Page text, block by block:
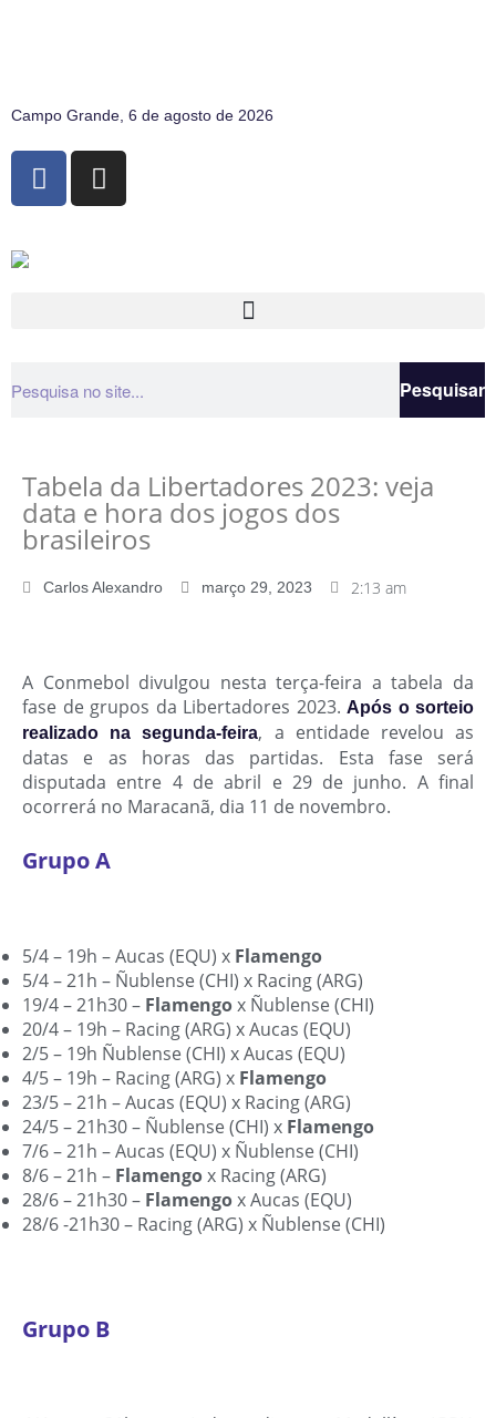
Campo Grande, 6 de agosto de 2026
Pesquisar
Tabela da Libertadores 2023: veja
data e hora dos jogos dos
brasileiros
Carlos Alexandro março 29, 2023 2:13 am
A Conmebol divulgou nesta terça-feira a tabela da
fase de grupos da Libertadores 2023. Após o sorteio
realizado na segunda-feira, a entidade revelou as
datas e as horas das partidas. Esta fase será
disputada entre 4 de abril e 29 de junho. A final
ocorrerá no Maracanã, dia 11 de novembro.
Grupo A
5/4 – 19h – Aucas (EQU) x Flamengo
5/4 – 21h – Ñublense (CHI) x Racing (ARG)
19/4 – 21h30 – Flamengox Ñublense (CHI)
20/4 – 19h – Racing (ARG) x Aucas (EQU)
2/5 – 19h Ñublense (CHI) x Aucas (EQU)
4/5 – 19h – Racing (ARG) x Flamengo
23/5 – 21h – Aucas (EQU) x Racing (ARG)
24/5 – 21h30 – Ñublense (CHI) x Flamengo
7/6 – 21h – Aucas (EQU) x Ñublense (CHI)
8/6 – 21h – Flamengox Racing (ARG)
28/6 – 21h30 – Flamengox Aucas (EQU)
28/6 -21h30 – Racing (ARG) x Ñublense (CHI)
Grupo B